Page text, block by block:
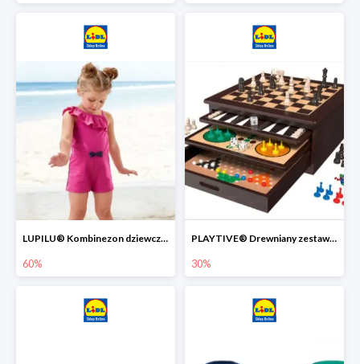
LUPILU® Kombinezon dziewczęcy z bawełny
60%
PLAYTIVE® Drewniany zestaw gier 10 w 1
30%